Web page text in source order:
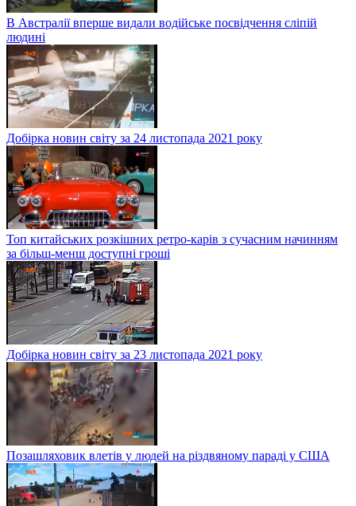
В Австралії вперше видали водійське посвідчення сліпій
людині
Добірка новин світу за 24 листопада 2021 року
Топ китайських розкішних ретро-карів з сучасним начинням
за більш-менш доступні гроші
Добірка новин світу за 23 листопада 2021 року
Позашляховик влетів у людей на різдвяному параді у США